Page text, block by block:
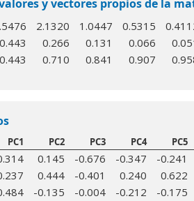
y vectores propios de la
2.1320 1.0447 0.5315
0.443 0.266 0.131 0.066
0.443 0.710 0.841 0.907
PC1 PC2 PC3 PC4 PC5
0.145 -0.676 -0.347
-0.241
0.444 -0.401 0.240
0.622
-0.135 -0.004 -0.212
-0.175